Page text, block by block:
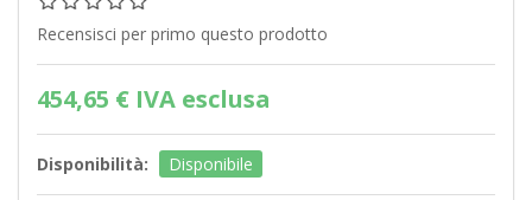
Recensisci per primo questo prodotto
454,65 € IVA esclusa
Disponibilità: Disponibile